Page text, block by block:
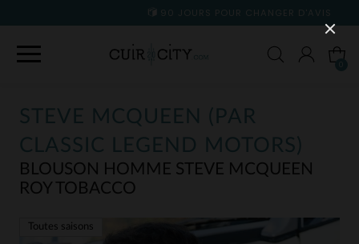
90 JOURS POUR CHANGER D'AVIS
STEVE MCQUEEN (PAR
CLASSIC LEGEND MOTORS)
BLOUSON HOMME STEVE MCQUEEN
ROY TOBACCO
Toutes saisons